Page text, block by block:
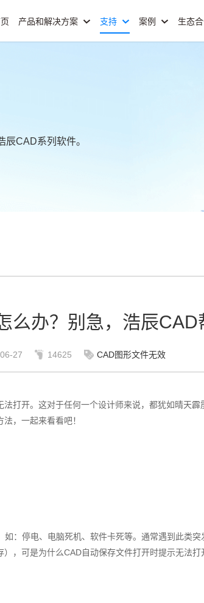
产品和解决方案 支持 案例 生态
CAD系列软件。
么办？别急，浩辰CAD
27 14625 CAD图形文件无效
法打开。这对于任何一个设计师来说，都犹如晴天
，一起来看看吧！
：停电、电脑死机、软件卡死等。通常遇到此类
，可是为什么CAD自动保存文件打开时提示无法打